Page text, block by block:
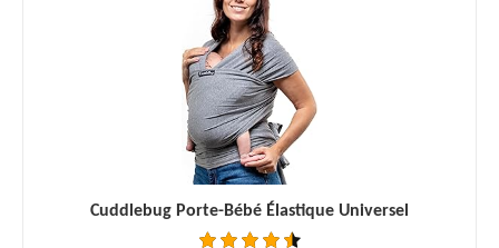
Cuddlebug Porte-Bébé Élastique Universel